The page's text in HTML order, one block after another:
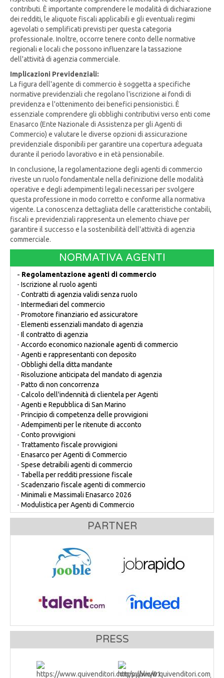
contributi. È importante comprendere le modalità di dichiarazione
dei redditi, le aliquote fiscali applicabili e gli eventuali regimi
agevolati o semplificati previsti per questa categoria
professionale. Inoltre, occorre tenere conto delle normative
regionali e locali che possono influenzare la tassazione
dell'attività di agenzia commerciale.
Implicazioni Previdenziali:
La figura dell'agente di commercio è soggetta a specifiche
normative previdenziali che regolano l'iscrizione ai fondi di
previdenza e l'ottenimento dei benefici pensionistici. È
essenziale comprendere gli obblighi contributivi verso enti come
Enasarco (Ente Nazionale di Assistenza per gli Agenti di
Commercio) e valutare le diverse opzioni di assicurazione
previdenziale disponibili per garantire una copertura adeguata
durante il periodo lavorativo e in età pensionabile.
In conclusione, la regolamentazione degli agenti di commercio
riveste un ruolo fondamentale nella definizione delle modalità
operative e degli adempimenti legali necessari per svolgere
questa professione in modo corretto e conforme alla normativa
vigente. La conoscenza dettagliata delle caratteristiche contabili,
fiscali e previdenziali rappresenta un elemento chiave per
garantire il successo e la sostenibilità dell'attività di agenzia
commerciale.
NORMATIVA AGENTI
- Regolamentazione agenti di commercio
- Iscrizione al ruolo agenti
- Contratti di agenzia validi senza ruolo
- Intermediari del commercio
- Promotore finanziario ed assicuratore
- Elementi essenziali mandato di agenzia
- Il contratto di agenzia
- Accordo economico nazionale agenti di commercio
- Agenti e rappresentanti con deposito
- Obblighi della ditta mandante
- Risoluzione anticipata del mandato di agenzia
- Patto di non concorrenza
- Calcolo dell'indennità di clientela per Agenti
- Agenti e Repubblica di San Marino
- Principio di competenza delle provvigioni
- Adempimenti per le ritenute di acconto
- Conto provvigioni
- Trattamento fiscale provvigioni
- Enasarco per Agenti di Commercio
- Spese detraibili agenti di commercio
- Tabella per redditi pressione fiscale
- Scadenzario fiscale agenti di commercio
- Minimali e Massimali Enasarco 2026
- Modulistica per Agenti di Commercio
PARTNER
PRESS